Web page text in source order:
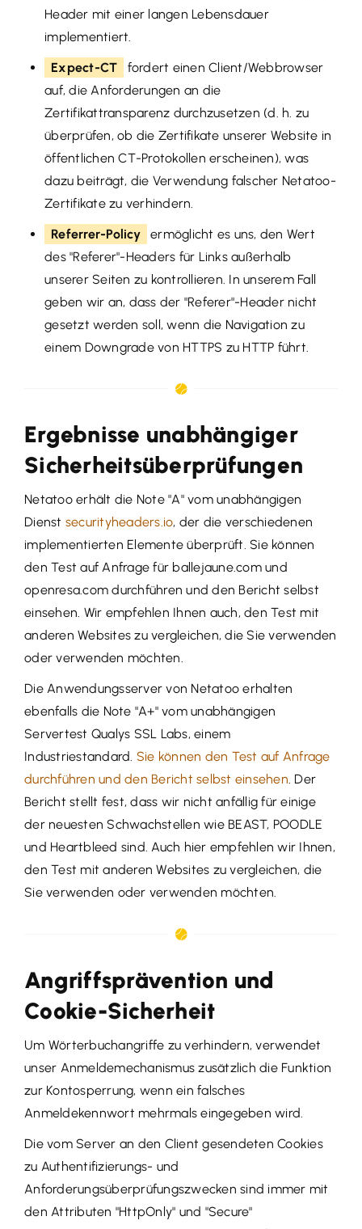
Header mit einer langen Lebensdauer
implementiert.
Expect-CT
fordert einen Client/Webbrowser
auf, die Anforderungen an die
Zertifikattransparenz durchzusetzen (d. h. zu
überprüfen, ob die Zertifikate unserer Website in
öffentlichen CT-Protokollen erscheinen), was
dazu beiträgt, die Verwendung falscher Netatoo-
Zertifikate zu verhindern.
Referrer-Policy
ermöglicht es uns, den Wert
des "Referer"-Headers für Links außerhalb
unserer Seiten zu kontrollieren. In unserem Fall
geben wir an, dass der "Referer"-Header nicht
gesetzt werden soll, wenn die Navigation zu
einem Downgrade von HTTPS zu HTTP führt.
Ergebnisse unabhängiger
Sicherheitsüberprüfungen
Netatoo erhält die Note "A" vom unabhängigen
Dienst securityheaders.io, der die verschiedenen
implementierten Elemente überprüft. Sie können
den Test auf Anfrage für ballejaune.com und
openresa.com durchführen und den Bericht selbst
einsehen. Wir empfehlen Ihnen auch, den Test mit
anderen Websites zu vergleichen, die Sie verwenden
oder verwenden möchten.
Die Anwendungsserver von Netatoo erhalten
ebenfalls die Note "A+" vom unabhängigen
Servertest Qualys SSL Labs, einem
Industriestandard. Sie können den Test auf Anfrage
durchführen und den Bericht selbst einsehen. Der
Bericht stellt fest, dass wir nicht anfällig für einige
der neuesten Schwachstellen wie BEAST, POODLE
und Heartbleed sind. Auch hier empfehlen wir Ihnen,
den Test mit anderen Websites zu vergleichen, die
Sie verwenden oder verwenden möchten.
Angriffsprävention und
Cookie-Sicherheit
Um Wörterbuchangriffe zu verhindern, verwendet
unser Anmeldemechanismus zusätzlich die Funktion
zur Kontosperrung, wenn ein falsches
Anmeldekennwort mehrmals eingegeben wird.
Die vom Server an den Client gesendeten Cookies
zu Authentifizierungs- und
Anforderungsüberprüfungszwecken sind immer mit
den Attributen "HttpOnly" und "Secure"